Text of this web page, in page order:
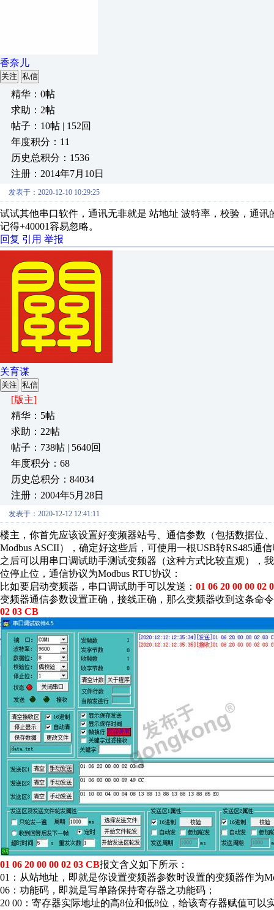
香奈儿
关注 私信
精华：0帖
求助：2帖
帖子：10帖 | 152回
年度积分：11
历史总积分：1536
注册：2014年7月10日
发表于：2020-12-10 10:29:25
试试其他串口软件，通讯无非就是 站地址 波特率，校验，通
记得+40001容易忽略。
回复 引用 举报
关育谋
关注 私信
[版主]
精华：5帖
求助：22帖
帖子：738帖 | 5640回
年度积分：68
历史总积分：84034
注册：2004年5月28日
发表于：2020-12-12 12:41:11
楼主，你首先应该设置好变频器站号、通信参数（包括数据位
Modbus ASCII），确定好这些后，可使用一根USB转RS485通
之后可以用串口调试助手测试变频器（这种方式比较直观），
位停止位，通信协议为Modbus RTU协议：
比如要启动变频器，串口调试助手可以发送： 01 06 20 00 00 02
变频器通信参数设置正确，接线正确，那么变频器收到这条命
02 03 CB
01 06 20 00 00 02 03 CB报文含义如下所示：
01：从站地址，即就是你设置变频器参数时设置的变频器作为
06：功能码，即就是写单路保持寄存器之功能码；
20 00：寄存器实际地址的高8位和低8位，给该寄存器赋值可以